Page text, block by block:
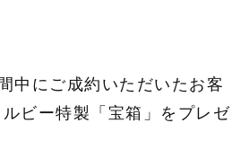
中にご成約いただいたお客
ビー特製「宝箱」をプレゼ